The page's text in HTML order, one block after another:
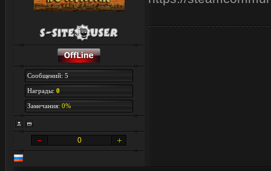
Сообщений: 5
Награды: 0
Замечания: 0%
0